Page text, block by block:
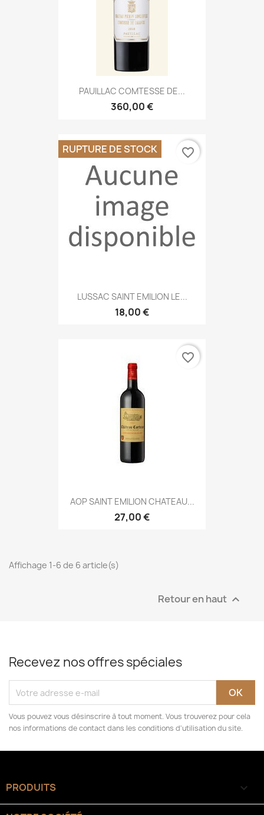
PAUILLAC COMTESSE DE...
360,00 €
LUSSAC SAINT EMILION LE...
18,00 €
RUPTURE DE STOCK favorite_border
AOP SAINT EMILION CHATEAU...
27,00 €
favorite_border
Affichage 1-6 de 6 article(s)
Retour en haut 
Recevez nos offres spéciales
Vous pouvez vous désinscrire à tout moment. Vous trouverez pour cela
nos informations de contact dans les conditions d'utilisation du site.
PRODUITS 